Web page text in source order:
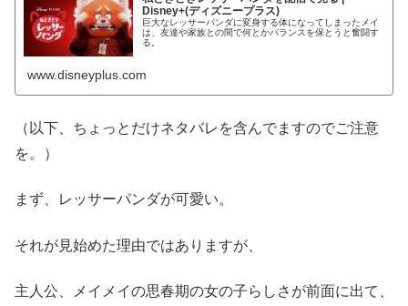
Disney+(ディズニープラス)
巨大なレッサーパンダに変身する体になってしまったメイ
は、友達や家族との間で何とかバランスを保とうと奮闘す
る。
www.disneyplus.com
（以下、ちょっとだけネタバレを含んでますのでご注意
を。）
まず、レッサーパンダが可愛い。
それが見始めた理由ではありますが、
主人公、メイメイの思春期の女の子らしさが前面に出て、